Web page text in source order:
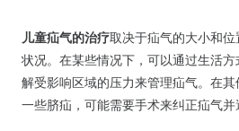
儿童疝气的治疗取决于疝气的大小和
状况。在某些情况下，可以通过生活
解受影响区域的压力来管理疝气。在
一些脐疝，可能需要手术来纠正疝气并